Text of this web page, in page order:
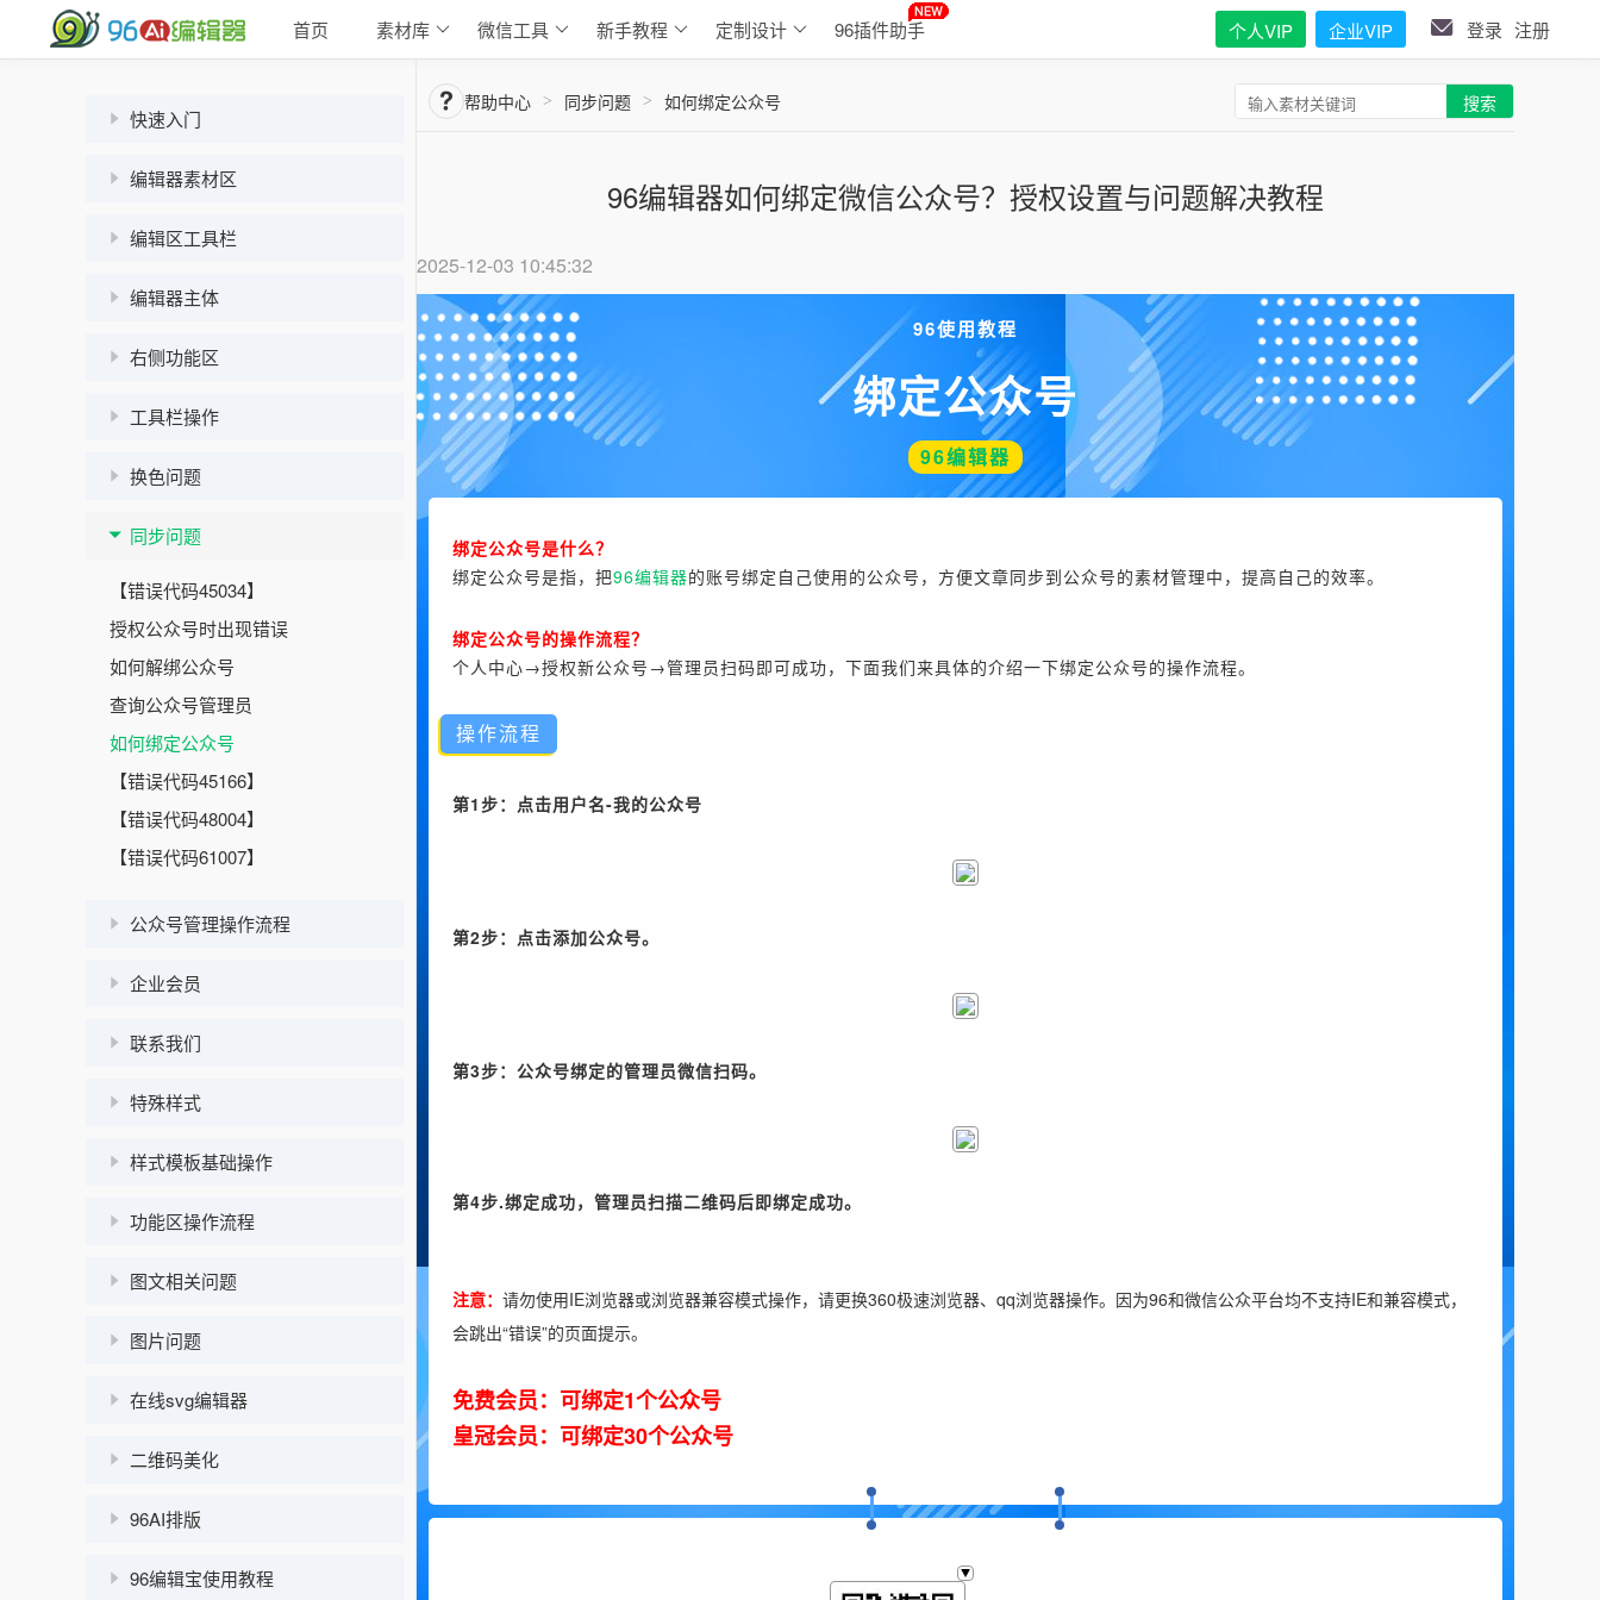
首页 素材库 微信工具 新手教程 定制设计 96插件助手 个人VIP 企业VIP 登录 注册
快速入门
编辑器素材区
编辑区工具栏
编辑器主体
右侧功能区
工具栏操作
换色问题
同步问题
【错误代码45034】
授权公众号时出现错误
如何解绑公众号
查询公众号管理员
如何绑定公众号
【错误代码45166】
【错误代码48004】
【错误代码61007】
公众号管理操作流程
企业会员
联系我们
特殊样式
样式模板基础操作
功能区操作流程
图文相关问题
图片问题
在线svg编辑器
二维码美化
96AI排版
96编辑宝使用教程
帮助中心 > 同步问题 > 如何绑定公众号 搜索
96编辑器如何绑定微信公众号？授权设置与问题解决教程
2025-12-03 10:45:32
96使用教程
绑定公众号
96编辑器
绑定公众号是什么？
绑定公众号是指，把96编辑器的账号绑定自己使用的公众号，方便文章同步到公众号的素材管理中，提高自己的效率。
绑定公众号的操作流程？
个人中心→授权新公众号→管理员扫码即可成功，下面我们来具体的介绍一下绑定公众号的操作流程。
操作流程
第1步：点击用户名-我的公众号
第2步：点击添加公众号。
第3步：公众号绑定的管理员微信扫码。
第4步.绑定成功，管理员扫描二维码后即绑定成功。
注意： 请勿使用IE浏览器或浏览器兼容模式操作，请更换360极速浏览器、qq浏览器操作。因为96和微信公众平台均不支持IE和兼容模式，
会跳出“错误”的页面提示。
免费会员：可绑定1个公众号
皇冠会员：可绑定30个公众号